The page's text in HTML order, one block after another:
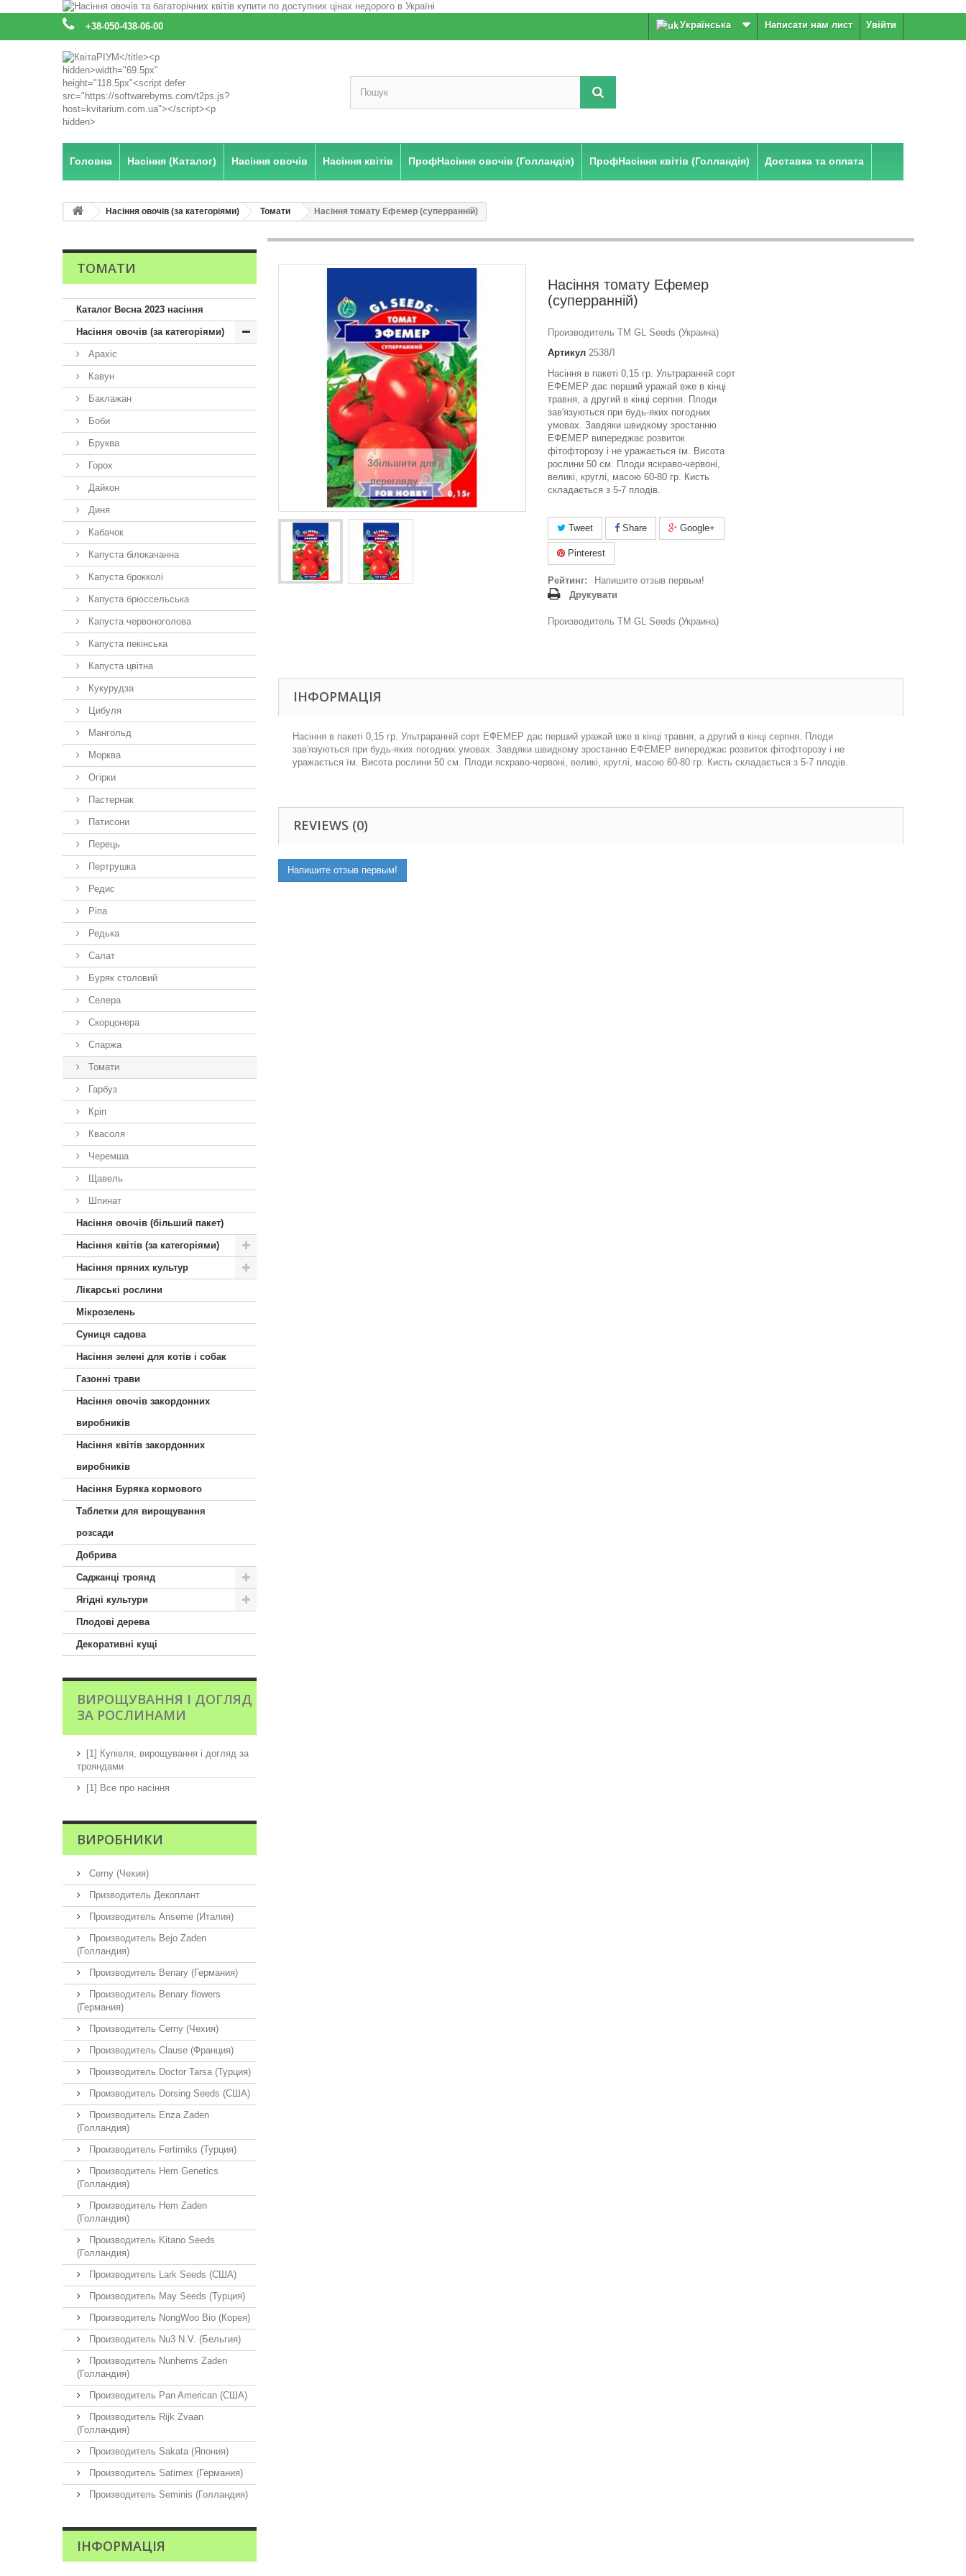
Увійти
Написати нам лист
: +38-050-438-06-00 Українська
Головна Насіння (Каталог) Насіння овочів Насіння квітів ПрофНасіння овочів (Голландія) ПрофНасіння квітів (Голландія) Доставка та оплата
Насіння овочів (за категоріями) Томати Насіння томату Ефемер (суперранній)
ТОМАТИ
Каталог Весна 2023 насіння
Насіння овочів (за категоріями)
Арахіс
Кавун
Баклажан
Боби
Бруква
Горох
Дайкон
Диня
Кабачок
Капуста білокачанна
Капуста брокколі
Капуста брюссельська
Капуста червоноголова
Капуста пекінська
Капуста цвітна
Кукурудза
Цибуля
Мангольд
Морква
Огірки
Пастернак
Патисони
Перець
Пертрушка
Редис
Ріпа
Редька
Салат
Буряк столовий
Селера
Скорцонера
Спаржа
Томати
Гарбуз
Кріп
Квасоля
Черемша
Щавель
Шпинат
Насіння овочів (більший пакет)
Насіння квітів (за категоріями)
Насіння пряних культур
Лікарські рослини
Мікрозелень
Суниця садова
Насіння зелені для котів і собак
Газонні трави
Насіння овочів закордонних
виробників
Насіння квітів закордонних
виробників
Насіння Буряка кормового
Таблетки для вирощування
розсади
Добрива
Саджанці троянд
Ягідні культури
Плодові дерева
Декоративні кущі
ВИРОЩУВАННЯ І ДОГЛЯД
ЗА РОСЛИНАМИ
[1] Купівля, вирощування і догляд за
трояндами
[1] Все про насіння
ВИРОБНИКИ
Cerny (Чехия)
Призводитель Декоплант
Производитель Anseme (Италия)
Производитель Bejo Zaden
(Голландия)
Производитель Benary (Германия)
Производитель Benary flowers
(Германия)
Производитель Cerny (Чехия)
Производитель Clause (Франция)
Производитель Doctor Tarsa (Турция)
Производитель Dorsing Seeds (США)
Производитель Enza Zaden
(Голландия)
Производитель Fertimiks (Турция)
Производитель Hem Genetics
(Голландия)
Производитель Hem Zaden
(Голландия)
Производитель Kitano Seeds
(Голландия)
Производитель Lark Seeds (США)
Производитель May Seeds (Турция)
Производитель NongWoo Bio (Корея)
Производитель Nu3 N.V. (Бельгия)
Производитель Nunhems Zaden
(Голландия)
Производитель Pan American (США)
Производитель Rijk Zvaan
(Голландия)
Производитель Sakata (Япония)
Производитель Satimex (Германия)
Производитель Seminis (Голландия)
ІНФОРМАЦІЯ
Збільшити для
перегляду
Насіння томату Ефемер
(суперранній)
Производитель ТМ GL Seeds (Украина)
Артикул 2538Л
Насіння в пакеті 0,15 гр. Ультраранній сорт
ЕФЕМЕР дає перший уражай вже в кінці
травня, а другий в кінці серпня. Плоди
зав'язуються при будь-яких погодних
умовах. Завдяки швидкому зростанню
ЕФЕМЕР випереджає розвиток
фітофторозу і не уражається їм. Висота
рослини 50 см. Плоди яскраво-червоні,
великі, круглі, масою 60-80 гр. Кисть
складається з 5-7 плодів.
Tweet Share Google+
Pinterest
Рейтинг:
Напишите отзыв первым!
Друкувати
Производитель ТМ GL Seeds (Украина)
ІНФОРМАЦІЯ
Насіння в пакеті 0,15 гр. Ультраранній сорт ЕФЕМЕР дає перший уражай вже в кінці травня, а другий в кінці серпня. Плоди
зав'язуються при будь-яких погодних умовах. Завдяки швидкому зростанню ЕФЕМЕР випереджає розвиток фітофторозу і не
уражається їм. Висота рослини 50 см. Плоди яскраво-червоні, великі, круглі, масою 60-80 гр. Кисть складається з 5-7 плодів.
REVIEWS (0)
Напишите отзыв первым!